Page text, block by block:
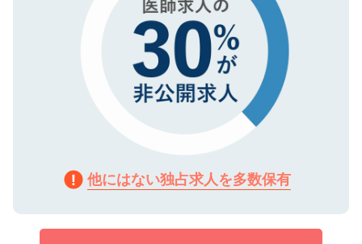
他にはない独占求人を多数保有